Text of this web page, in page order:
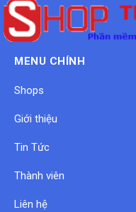
MENU CHÍNH
Shops
Giới thiệu
Tin Tức
Thành viên
Liên hệ